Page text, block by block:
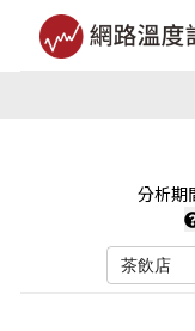
分析期
茶飲店